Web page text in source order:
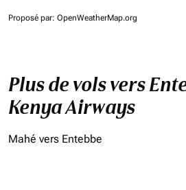
Proposé par: OpenWeatherMap.org
Plus de vols vers
Kenya Airways
Mahé vers Entebbe